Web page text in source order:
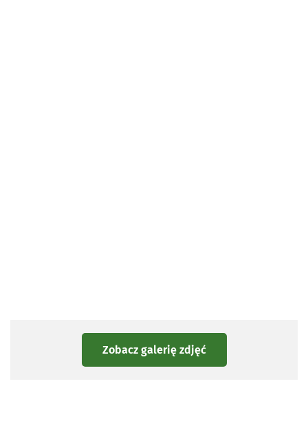
Zobacz galerię zdjęć